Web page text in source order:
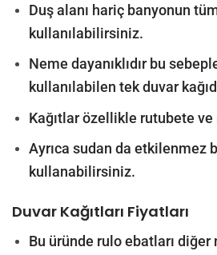
Duş alanı hariç banyonun
kullanılabilirsiniz.
Neme dayanıklıdır bu
kullanılabilen tek duvar
Kağıtlar özellikle rutubete ve
Ayrıca sudan da etkilenmez
kullanabilirsiniz.
Duvar Kağıtları Fiyatları
Bu üründe rulo ebatları